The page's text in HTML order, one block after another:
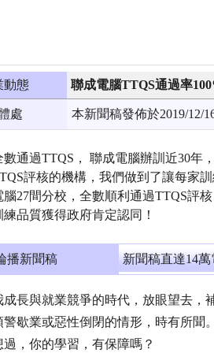
動態 聯成電腦TTQS通過率
處 本新聞稿發佈於2019/12/
數通過TTQS， 聯成電腦辦訓近30年
評核的機構，我們做到了讓每家
腦27間分校，全數順利通過TTQS評
品質獲得政府肯定認同！
播新聞稿 新聞稿直達14
長與就業競爭的時代，放眼望去，
歇業或惡性倒閉的情形，時有所聞。
，你的學習，有保障嗎？